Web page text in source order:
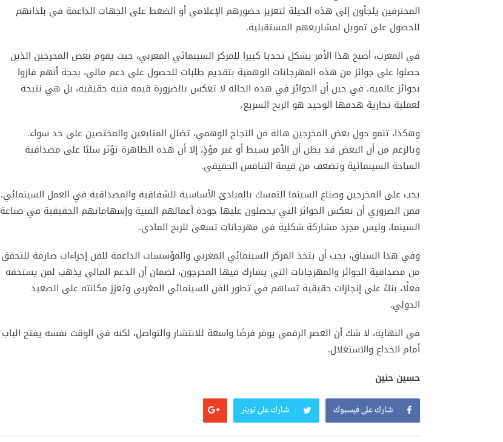
المحترفين يلجأون إلى هذه الحيلة لتعزيز حضورهم الإعلامي أو الضغط على الجهات الداعمة في بلدانهم
للحصول على تمويل لمشاريعهم المستقبلية.
في المغرب، أصبح هذا الأمر يشكل تحديا كبيرا للمركز السينمائي المغربي، حيث يقوم بعض المخرجين الذين
حصلوا على جوائز من هذه المهرجانات الوهمية بتقديم طلبات للحصول على دعم مالي، بحجة أنهم فازوا
بجوائز عالمية. في حين أن الجوائز في هذه الحالة لا تعكس بالضرورة قيمة فنية حقيقية، بل هي نتيجة
لعملية تجارية هدفها الوحيد هو الربح السريع.
وهكذا، تنمو حول بعض المخرجين هالة من النجاح الوهمي، تضلل المتابعين والمختصين على حد سواء.
وبالرغم من أن البعض قد يظن أن الأمر بسيط أو غير مؤذٍ، إلا أن هذه الظاهرة تؤثر سلبًا على مصداقية
الساحة السينمائية وتضعف من قيمة التنافس الحقيقي.
يجب على المخرجين وصناع السينما التمسك بالمبادئ الأساسية للشفافية والمصداقية في العمل السينمائي.
فمن الضروري أن تعكس الجوائز التي يحصلون عليها جودة أعمالهم الفنية وإسهاماتهم الحقيقية في صناعة
السينما، وليس مجرد مشاركة شكلية في مهرجانات تسعى للربح المادي.
وفي هذا السياق، يجب أن يتخذ المركز السينمائي المغربي والمؤسسات الداعمة للفن إجراءات صارمة للتحقق
من مصداقية الجوائز والمهرجانات التي يشارك فيها المخرجون، لضمان أن الدعم المالي يذهب لمن يستحقه
فعلًا، بناءً على إنجازات حقيقية تساهم في تطور الفن السينمائي المغربي وتعزز مكانته على الصعيد
الدولي.
في النهاية، لا شك أن العصر الرقمي يوفر فرصًا واسعة للانتشار والتواصل، لكنه في الوقت نفسه يفتح الباب
أمام الخداع والاستغلال.
حسين حنين
شارك على فيسبوك شارك على تويتر